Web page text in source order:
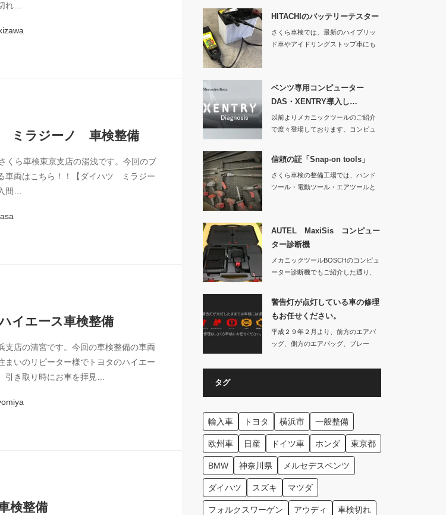
れ…
ミラジーノ 車検整備
くら車検東京支店の湯浅です。今回のブ
車両はこちら！！【ダイハツ ミラジー
間…
イエース車検整備
支店の清宮です。今回の車検整備の車両
まいのリピーター様でトヨタのハイエー
引き取り時にお車を拝見…
検整備
HITACHIのバッテリーテスター
さくら車検では、最新のハイブリッ
ド車やアイドリングストップ車にも
ベンツ専用コンピューター
DAS・XENTRY導入し…
以前よりメカニックツールのご紹介
で度々登場しております、コンピュ
信頼の証「Snap-on tools」
さくら車検の整備工場では、ハンド
ツール・電動ツール・エアツールと
AUTEL MaxiSis コンピュー
ター診断機
メカニックツールBOSCHのコンピュ
ーター診断機でもご紹介した通り、
警告灯が点灯している車の修理
もお任せください。
平成２９年２月より、前方のエアバ
ッグ、側方のエアバッグ、ブレー
タグ
輸入車 トヨタ 横浜市 一般整備
欧州車 日産 ドイツ車 ホンダ 東京都
BMW 神奈川県 メルセデスベンツ
ダイハツ スズキ マツダ
フォルクスワーゲン アウディ 車検切れ